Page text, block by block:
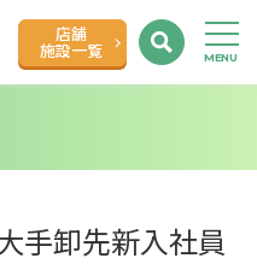
店舗
施設一覧
手卸先新入社員